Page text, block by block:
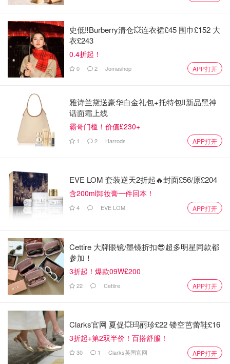
所有电商平台和品牌官网都会推出网购专属折扣，部分商品
的折扣力度甚至比黑五更大！
英国网络星期一时间：2025年英国网络星期一时间：12月1
日（星期一）
网络星期一的诞生，是因为黑五当天许多消费者还在上班，
无法到实体店排队。商家为了延续购物热潮，在周一推出线
上大促，方便大家在办公室或家中轻松下单。近年来，网一
的线上销售额已超越黑五，成为电商平台的最大销售日！
✅ 100%线上折扣，无需排队、无需出门
✅ 适合抢购时尚服饰、美妆、小家电、图书文具等轻便商品
✅ 免邮门槛降低，部分商家推出"网一专属码"
想知道
英国黑色星期五VS网络星期一哪个折扣更好
算？戳下方攻略查看
更好？
省钱君 2563
史低‼️Burberry清仓💥连衣裙£45 围巾£152 大
衣£243
0.4折起！
0 2 Jomashop APP打开
雅诗兰黛送豪华白金礼包+托特包‼️新品黑神
话面霜上线
霸哥门槛！价值£230+
1 2 Harrods APP打开
EVE LOM 套装逆天2折起🔥封面£56/原£204
含200ml卸妆膏一件回本！
4 EVE LOM APP打开
Cettire 大牌眼镜/墨镜折扣😎超多明星同款都
参加！
3折起！爆款09W£200
22 Cettire APP打开
Clarks官网 夏促💥玛丽珍£22 镂空芭蕾鞋£16
3折起+第2双半价！百搭舒服！
30 1 Clarks英国官网 APP打开